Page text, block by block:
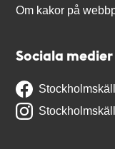
Om kakor på
Sociala medier